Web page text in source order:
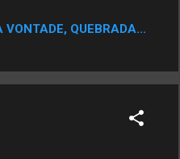
VONTADE, QUEBRADA...